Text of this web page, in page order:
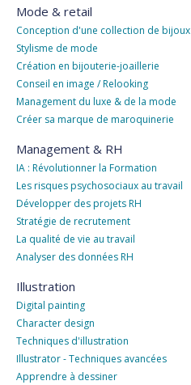
Mode & retail
Conception d'une collection de bijoux
Stylisme de mode
Création en bijouterie-joaillerie
Conseil en image / Relooking
Management du luxe & de la mode
Créer sa marque de maroquinerie
Management & RH
IA : Révolutionner la Formation
Les risques psychosociaux au travail
Développer des projets RH
Stratégie de recrutement
La qualité de vie au travail
Analyser des données RH
Illustration
Digital painting
Character design
Techniques d'illustration
Illustrator - Techniques avancées
Apprendre à dessiner